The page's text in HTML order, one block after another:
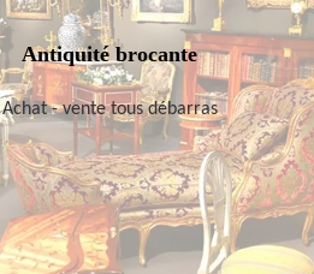
Antiquité brocante
Achat - vente tous débarras